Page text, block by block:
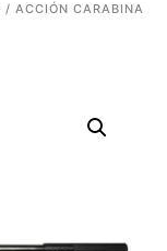
/ ACCIÓN CARABINA